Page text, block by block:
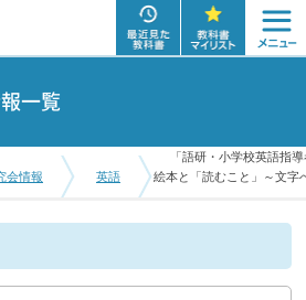
一覧
会情報 英語
「語研・小学校英語指
絵本と「読むこと」～文字